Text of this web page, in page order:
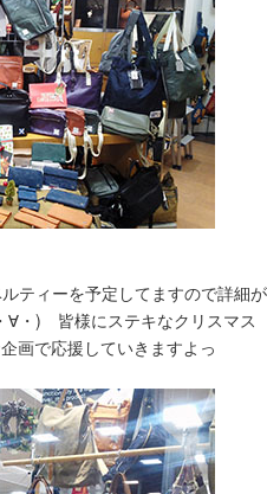
ティーを予定してますので詳細が
∀・) 皆様にステキなクリスマス
画で応援していきますよっ